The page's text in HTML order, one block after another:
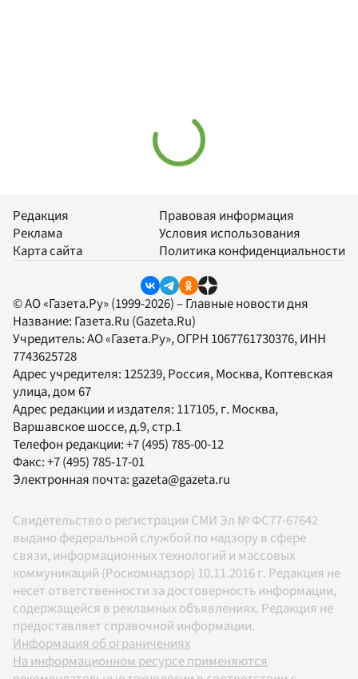
Редакция
Реклама
Карта сайта
Правовая информация
Условия использования
Политика конфиденциальности
© АО «Газета.Ру» (1999-2026) – Главные новости дня
Название: Газета.Ru (Gazeta.Ru)
Учредитель:АО «Газета.Ру», ОГРН 1067761730376, ИНН
7743625728
Адрес учредителя: 125239, Россия, Москва, Коптевская
улица, дом 67
Адрес редакции и издателя: 117105, г. Москва,
Варшавское шоссе, д.9, стр.1
Телефон редакции:+7 (495) 785-00-12
Факс:+7 (495) 785-17-01
Электронная почта:gazeta@gazeta.ru
Свидетельство о регистрации СМИ Эл № ФС77-67642
выдано федеральной службой по надзору в сфере
связи, информационных технологий и массовых
коммуникаций (Роскомнадзор) 10.11.2016 г. Редакция не
несет ответственности за достоверность информации,
содержащейся в рекламных объявлениях. Редакция не
предоставляет справочной информации.
Информация об ограничениях
На информационном ресурсе применяются